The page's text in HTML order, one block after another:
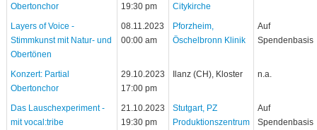
Obertonchor
19:30 pm
Citykirche
Layers of Voice -
Stimmkunst mit Natur- und
Obertönen
08.11.2023
00:00 am
Pforzheim,
Öschelbronn Klinik
Auf
Spendenbasis
Konzert: Partial
Obertonchor
29.10.2023
17:00 pm
Ilanz (CH), Kloster n.a.
Das Lauschexperiment -
mit vocal:tribe
21.10.2023
19:30 pm
Stutgart, PZ
Produktionszentrum
Auf
Spendenbasis